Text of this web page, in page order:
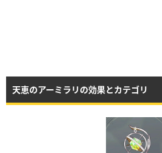
天恵のアーミラリの効果とカテゴリ